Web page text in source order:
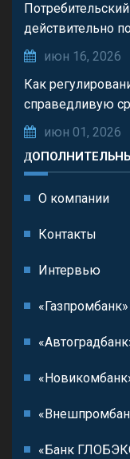
действительно
июн 16, 2026
Как
справедливую
июн 01, 2026
О компании
Контакты
Интервью
«Газпромбанк»
«Банк